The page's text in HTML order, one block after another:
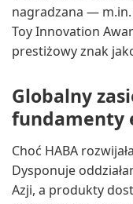
nagradzana — m.in.
Toy Innovation
prestiżowy znak
Globalny
fundamenty
Choć HABA
Dysponuje
Azji, a produkty